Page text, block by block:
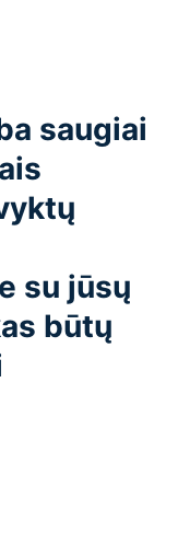
saugiai
su jūsų
būtų